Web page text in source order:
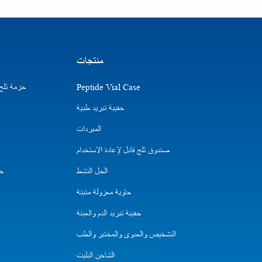
حزمة ثلج
منتجات
Peptide Vial Case
حقيبة تبريد طبية
المبردات
صندوق ثلج قابل لإعادة الاستخدام
الحل النشط
حاوية معزولة متينة
حقيبة تبريد الدم والعينة
التشخيص والعدوى والمختبر والطب
الشاحن البليت